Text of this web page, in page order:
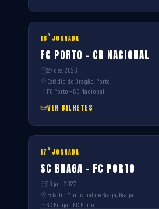
16ª JORNADA
FC PORTO – CD NACIONAL
27 dez. 2026
Estádio do Dragão, Porto
FC Porto – CD Nacional
VER BILHETES
17 ª JORNADA
SC BRAGA – FC PORTO
10 jan. 2027
Estádio Municipal de Braga, Braga
SC Braga – FC Porto